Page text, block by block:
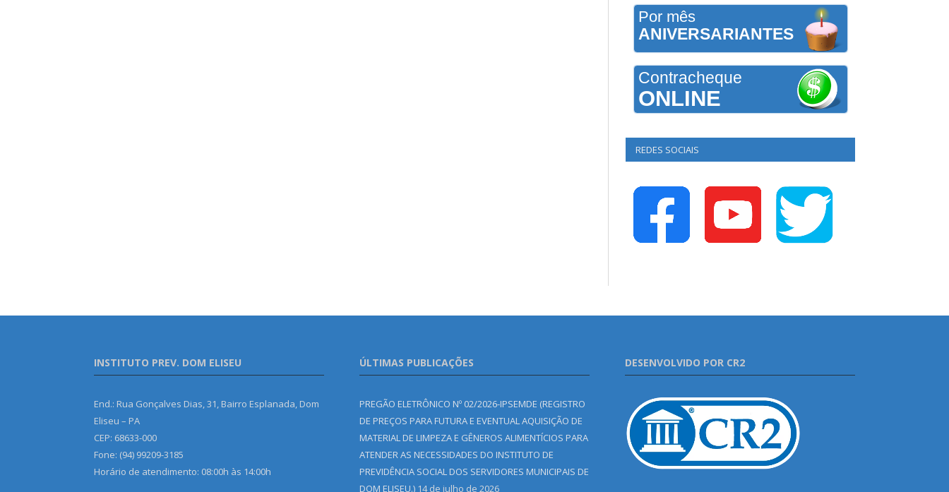
Por mês
ANIVERSARIANTES
Contracheque
ONLINE
REDES SOCIAIS
INSTITUTO PREV. DOM ELISEU
End.: Rua Gonçalves Dias, 31, Bairro Esplanada, Dom
Eliseu – PA
CEP: 68633-000
Fone: (94) 99209-3185
Horário de atendimento: 08:00h às 14:00h
ÚLTIMAS PUBLICAÇÕES
PREGÃO ELETRÔNICO Nº 02/2026-IPSEMDE (REGISTRO
DE PREÇOS PARA FUTURA E EVENTUAL AQUISIÇÃO DE
MATERIAL DE LIMPEZA E GÊNEROS ALIMENTÍCIOS PARA
ATENDER AS NECESSIDADES DO INSTITUTO DE
PREVIDÊNCIA SOCIAL DOS SERVIDORES MUNICIPAIS DE
DOM ELISEU.) 14 de julho de 2026
DESENVOLVIDO POR CR2